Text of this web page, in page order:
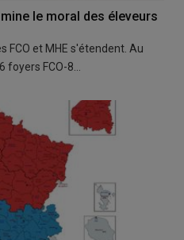
le moral des éleveurs
FCO et MHE s'étendent. Au
FCO-8…